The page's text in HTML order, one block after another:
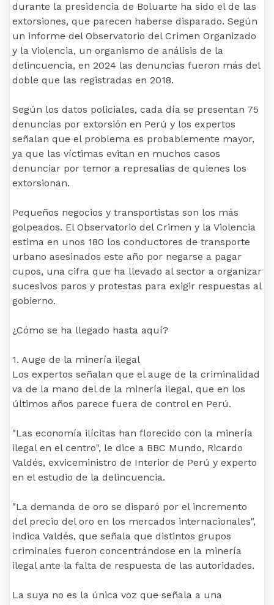
durante la presidencia de Boluarte ha sido el de las
extorsiones, que parecen haberse disparado. Según
un informe del Observatorio del Crimen Organizado
y la Violencia, un organismo de análisis de la
delincuencia, en 2024 las denuncias fueron más del
doble que las registradas en 2018.
Según los datos policiales, cada día se presentan 75
denuncias por extorsión en Perú y los expertos
señalan que el problema es probablemente mayor,
ya que las víctimas evitan en muchos casos
denunciar por temor a represalias de quienes los
extorsionan.
Pequeños negocios y transportistas son los más
golpeados. El Observatorio del Crimen y la Violencia
estima en unos 180 los conductores de transporte
urbano asesinados este año por negarse a pagar
cupos, una cifra que ha llevado al sector a organizar
sucesivos paros y protestas para exigir respuestas al
gobierno.
¿Cómo se ha llegado hasta aquí?
1. Auge de la minería ilegal
Los expertos señalan que el auge de la criminalidad
va de la mano del de la minería ilegal, que en los
últimos años parece fuera de control en Perú.
"Las economía ilícitas han florecido con la minería
ilegal en el centro", le dice a BBC Mundo, Ricardo
Valdés, exviceministro de Interior de Perú y experto
en el estudio de la delincuencia.
"La demanda de oro se disparó por el incremento
del precio del oro en los mercados internacionales",
indica Valdés, que señala que distintos grupos
criminales fueron concentrándose en la minería
ilegal ante la falta de respuesta de las autoridades.
La suya no es la única voz que señala a una